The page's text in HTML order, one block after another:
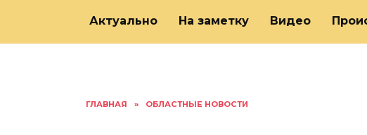
Актуально На заметку Видео
ГЛАВНАЯ » ОБЛАСТНЫЕ НОВОСТИ